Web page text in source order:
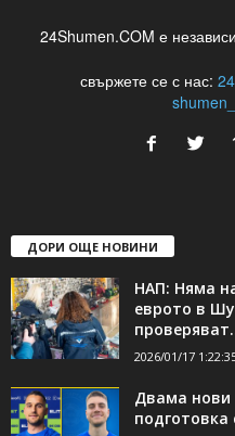
24Shumen.COM е
свържете се с нас:
ДОРИ ОЩЕ НОВИНИ
НАП: Няма
еврото в
2026/01/17
Двама нови
подготовка